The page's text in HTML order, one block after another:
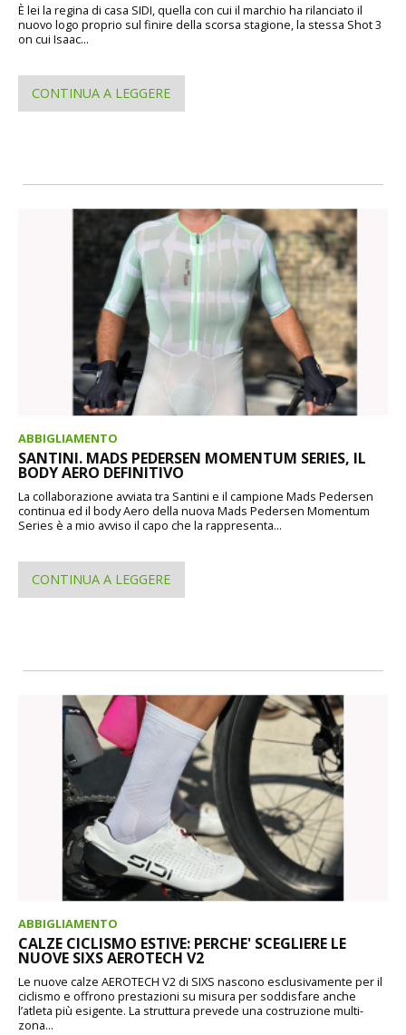
È lei la regina di casa SIDI, quella con cui il marchio ha rilanciato il
nuovo logo proprio sul finire della scorsa stagione, la stessa Shot 3
on cui Isaac...
CONTINUA A LEGGERE
ABBIGLIAMENTO
SANTINI. MADS PEDERSEN MOMENTUM SERIES, IL
BODY AERO DEFINITIVO
La collaborazione avviata tra Santini e il campione Mads Pedersen
continua ed il body Aero della nuova Mads Pedersen Momentum
Series è a mio avviso il capo che la rappresenta...
CONTINUA A LEGGERE
ABBIGLIAMENTO
CALZE CICLISMO ESTIVE: PERCHE' SCEGLIERE LE
NUOVE SIXS AEROTECH V2
Le nuove calze AEROTECH V2 di SIXS nascono esclusivamente per il
ciclismo e offrono prestazioni su misura per soddisfare anche
l’atleta più esigente. La struttura prevede una costruzione multi-
zona...